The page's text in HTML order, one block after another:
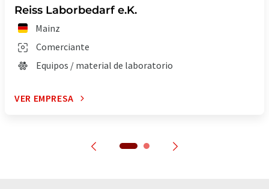
Reiss Laborbedarf e.K.
Mainz
Comerciante
Equipos / material de laboratorio
VER EMPRESA